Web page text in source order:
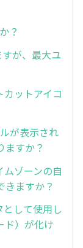
？
が、最大ユ
ットアイコ
が表示され
ますか？
ゾーンの自
きますか？
して使用し
ド）が化け